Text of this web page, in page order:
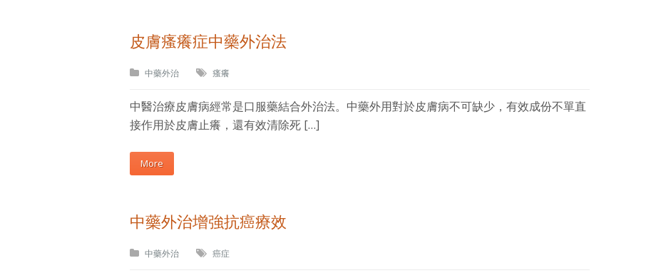
皮膚瘙癢症中藥外治法
中藥外治 瘙癢
中醫治療皮膚病經常是口服藥結合外治法。中藥外用對於皮膚病不可缺少，有效成份不單直
接作用於皮膚止癢，還有效清除死 […]
More
中藥外治增強抗癌療效
中藥外治 癌症